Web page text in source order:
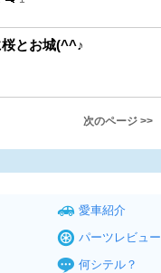
とお城(^^♪
次のページ >>
愛車紹介
パーツレビュー
何シテル？